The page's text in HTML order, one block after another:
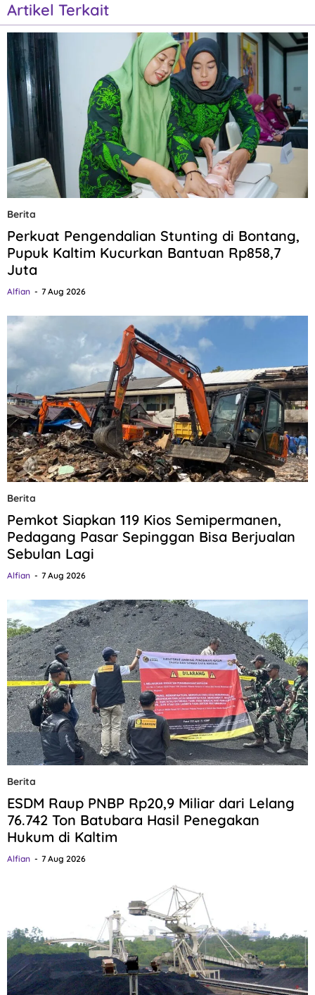
Artikel Terkait
Berita
Perkuat Pengendalian Stunting di Bontang,
Pupuk Kaltim Kucurkan Bantuan Rp858,7
Juta
Alfian 7 Aug 2026
Berita
Pemkot Siapkan 119 Kios Semipermanen,
Pedagang Pasar Sepinggan Bisa Berjualan
Sebulan Lagi
Alfian 7 Aug 2026
Berita
ESDM Raup PNBP Rp20,9 Miliar dari Lelang
76.742 Ton Batubara Hasil Penegakan
Hukum di Kaltim
Alfian 7 Aug 2026